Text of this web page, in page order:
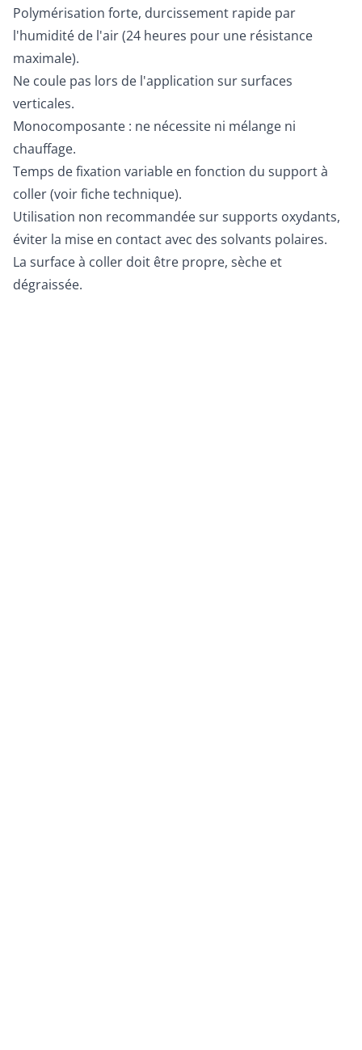
Polymérisation forte, durcissement rapide par
l'humidité de l'air (24 heures pour une résistance
maximale).
Ne coule pas lors de l'application sur surfaces
verticales.
Monocomposante : ne nécessite ni mélange ni
chauffage.
Temps de fixation variable en fonction du support à
coller (voir fiche technique).
Utilisation non recommandée sur supports oxydants,
éviter la mise en contact avec des solvants polaires.
La surface à coller doit être propre, sèche et
dégraissée.